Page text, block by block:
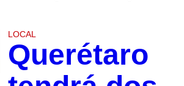
LOCAL
Querétaro